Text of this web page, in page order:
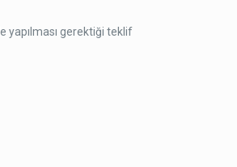
yapılması gerektiği teklif